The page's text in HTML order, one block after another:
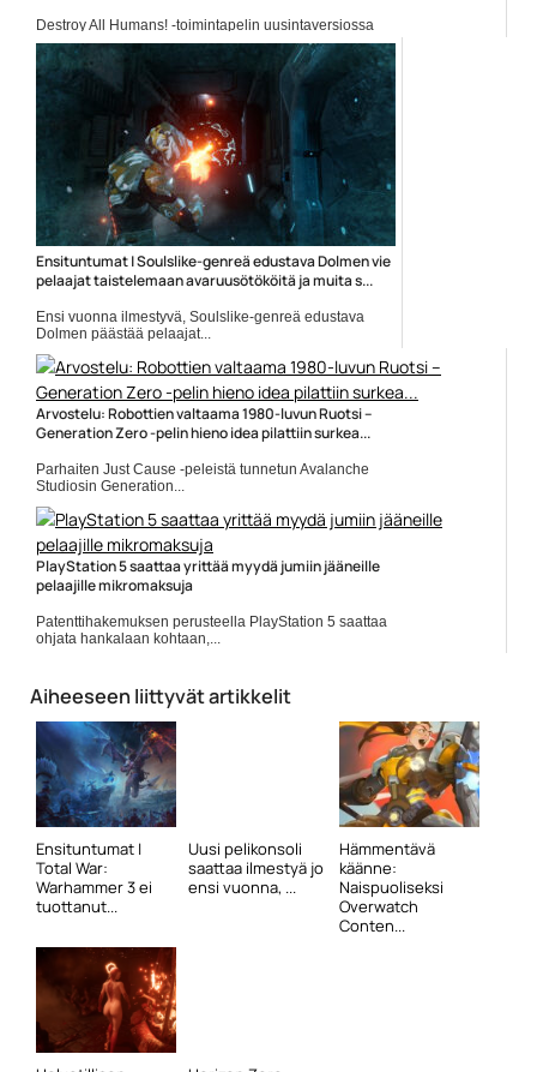
Destroy All Humans! -toimintapelin uusintaversiossa
avaruusoliot kylvävät tuhoa...
Black Forest Games
Ensituntumat | Soulslike-genreä edustava Dolmen vie
pelaajat taistelemaan avaruusötököitä ja muita s...
Ensi vuonna ilmestyvä, Soulslike-genreä edustava
Dolmen päästää pelaajat...
Dark Souls
Arvostelu: Robottien valtaama 1980-luvun Ruotsi –
Generation Zero -pelin hieno idea pilattiin surkea...
Parhaiten Just Cause -peleistä tunnetun Avalanche
Studiosin Generation...
Avalanche Studios
PlayStation 5 saattaa yrittää myydä jumiin jääneille
pelaajille mikromaksuja
Patenttihakemuksen perusteella PlayStation 5 saattaa
ohjata hankalaan kohtaan,...
Aiheeseen liittyvät artikkelit
Ensituntumat |
Total War:
Warhammer 3 ei
tuottanut...
Uusi pelikonsoli
saattaa ilmestyä jo
ensi vuonna, ...
Hämmentävä
käänne:
Naispuoliseksi
Overwatch
Conten...